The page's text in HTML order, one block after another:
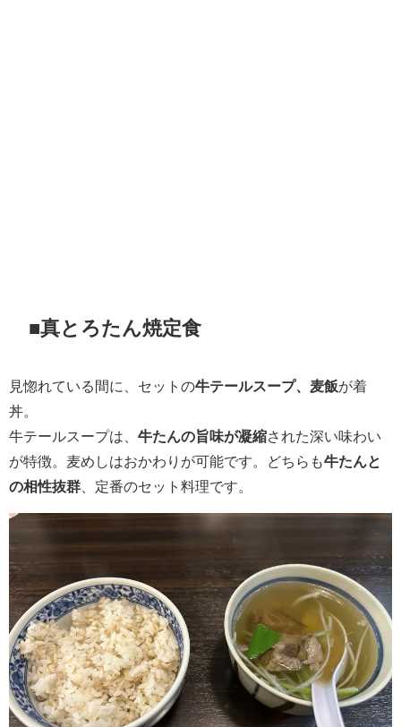
■真とろたん焼定食
見惚れている間に、セットの牛テールスープ、麦飯が着
丼。
牛テールスープは、 牛たんの旨味が凝縮された深い味わい
が特徴。麦めしはおかわりが可能です。どちらも牛たんと
の相性抜群 、定番のセット料理です。